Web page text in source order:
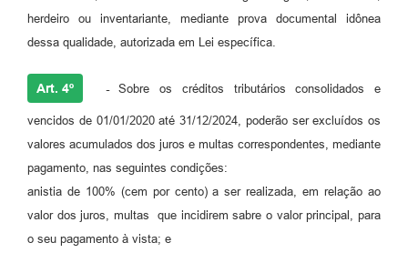
herdeiro ou inventariante, mediante prova documental idônea
dessa qualidade, autorizada em Lei específica.
Art. 4º -Sobre os créditos tributários consolidados e
vencidos de 01/01/2020 até 31/12/2024, poderão ser excluídos os
valores acumulados dos juros e multas correspondentes, mediante
pagamento, nas seguintes condições:
anistia de 100% (cem por cento) a ser realizada, em relação ao
valor dos juros, multas que incidirem sabre o valor principal, para
o seu pagamento à vista; e